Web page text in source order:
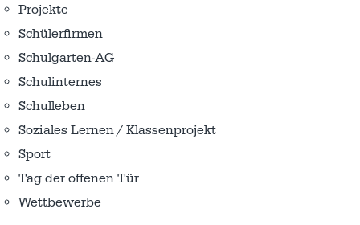
Projekte
Schülerfirmen
Schulgarten-AG
Schulinternes
Schulleben
Soziales Lernen / Klassenprojekt
Sport
Tag der offenen Tür
Wettbewerbe